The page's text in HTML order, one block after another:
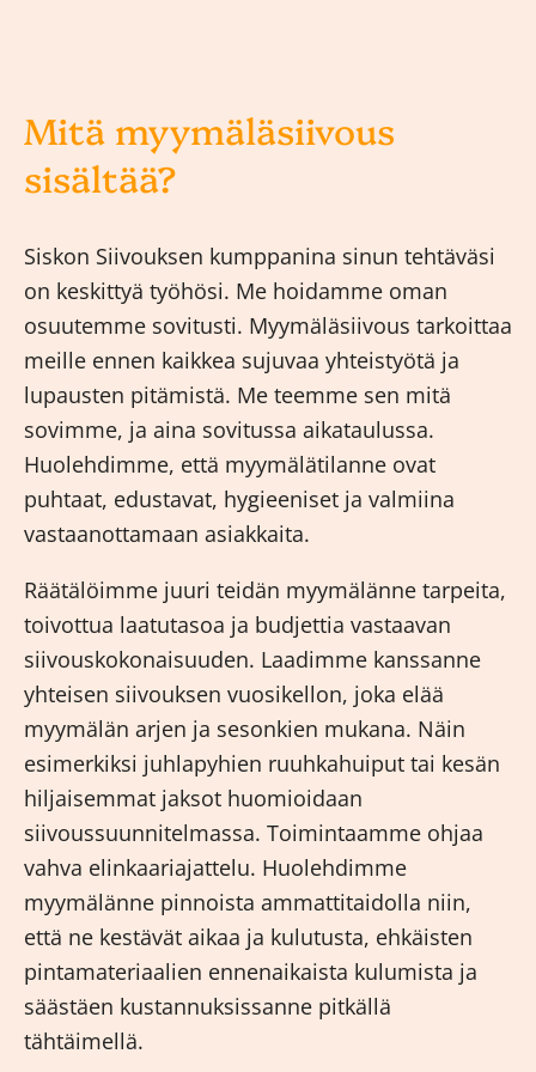
Mitä myymäläsiivous
sisältää?
Siskon Siivouksen kumppanina sinun tehtäväsi
on keskittyä työhösi. Me hoidamme oman
osuutemme sovitusti. Myymäläsiivous tarkoittaa
meille ennen kaikkea sujuvaa yhteistyötä ja
lupausten pitämistä. Me teemme sen mitä
sovimme, ja aina sovitussa aikataulussa.
Huolehdimme, että myymälätilanne ovat
puhtaat, edustavat, hygieeniset ja valmiina
vastaanottamaan asiakkaita.
Räätälöimme juuri teidän myymälänne tarpeita,
toivottua laatutasoa ja budjettia vastaavan
siivouskokonaisuuden. Laadimme kanssanne
yhteisen siivouksen vuosikellon, joka elää
myymälän arjen ja sesonkien mukana. Näin
esimerkiksi juhlapyhien ruuhkahuiput tai kesän
hiljaisemmat jaksot huomioidaan
siivoussuunnitelmassa. Toimintaamme ohjaa
vahva elinkaariajattelu. Huolehdimme
myymälänne pinnoista ammattitaidolla niin,
että ne kestävät aikaa ja kulutusta, ehkäisten
pintamateriaalien ennenaikaista kulumista ja
säästäen kustannuksissanne pitkällä
tähtäimellä.